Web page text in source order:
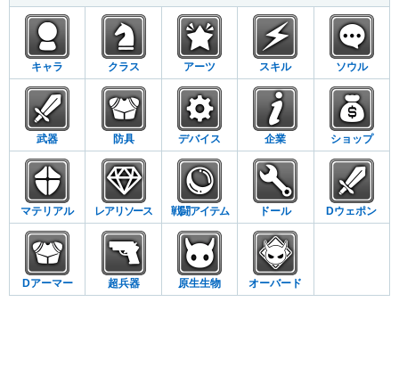
キャラ クラス アーツ スキル ソウル
武器 防具 デバイス 企業 ショップ
マテリアル レアリソース 戦闘アイテム ドール Dウェポン
Dアーマー 超兵器 原生生物 オーバード